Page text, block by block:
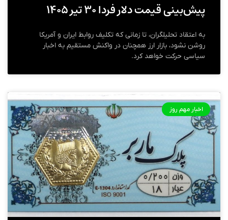
پیش‌بینی قیمت دلار فردا ۳۰ تیر ۱۴۰۵
به اعتقاد تحلیلگران، تا زمانی که تکلیف روابط ایران و آمریکا
روشن نشود، بازار ارز همچنان در واکنش مستقیم به اخبار
سیاسی حرکت خواهد کرد.
اخبار مهم روز